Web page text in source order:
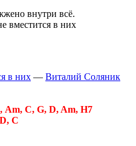
внутри всё.
вместится в них
в них — Виталий Соляник
Am, C, G, D, Am, H7
C